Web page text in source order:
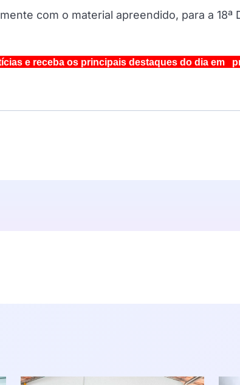
com o material apreendido, para a 18ª
e receba os principais destaques do dia em